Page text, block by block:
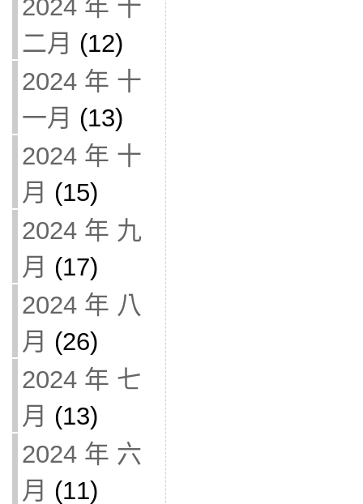
2024 年 十
二月 (12)
2024 年 十
一月 (13)
2024 年 十
月 (15)
2024 年 九
月 (17)
2024 年 八
月 (26)
2024 年 七
月 (13)
2024 年 六
月 (11)